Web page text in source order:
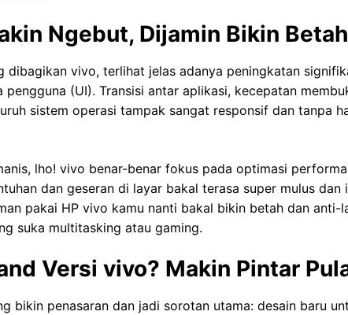
Ngebut, Dijamin Bikin
dibagikan vivo, terlihat jelas adanya peningkatan
pengguna (UI). Transisi antar aplikasi, kecepatan
sistem operasi tampak sangat responsif dan tanpa
lho! vivo benar-benar fokus pada optimasi
dan geseran di layar bakal terasa super mulus dan
pakai HP vivo kamu nanti bakal bikin betah dan anti-
suka multitasking atau gaming.
Versi vivo? Makin Pintar
bikin penasaran dan jadi sorotan utama: desain baru